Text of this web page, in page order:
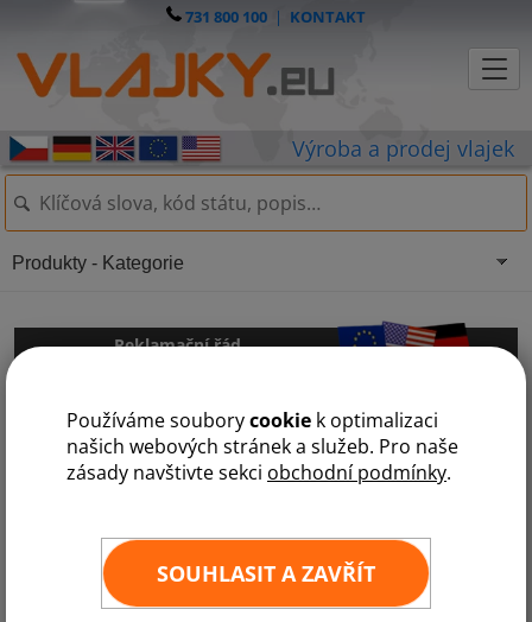
Používáme souborycookie k optimalizaci
našich webových stránek a služeb. Pro naše
zásady navštivte sekci obchodní podmínky.
SOUHLASIT A ZAVŘÍT
731 800 100 | KONTAKT
Reklamační řád
Reklamační řád Vlajky.EU s.r.o., Radčina 497/22, Praha 6, 161 00
Tento reklamační řád ("reklamační řád") společnosti
rejstříku vedeném Městským soudem v Praze, oddíl C,
vložka 146903 ("Společnost"), upravuje vzájemná práva a
povinnosti smluvních stran vzniklé v souvislosti nebo na
základě kupní smlouvy ("kupní smlouva") uzavírané mezi
Produkty - Kategorie